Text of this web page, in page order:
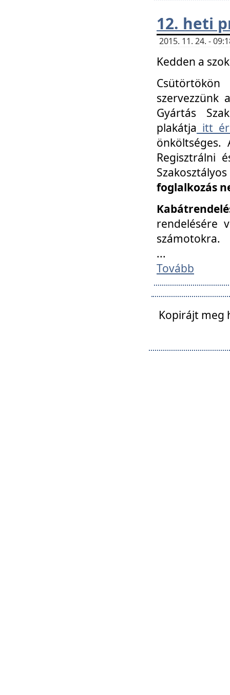
12. heti
2015. 11. 24. -
Kedden a
szervezzünk
Gyártás
plakátja itt
Regisztrálni
foglalkozás
rendelésére
számotokra.
...
Tovább
Kopirájt meg